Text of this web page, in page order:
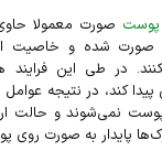
پوست صورت معمولا
صورت شده و خاصیت
در طی این
کند، در نتیجه
نمی‌شوند و حالت
پایدار به صورت روی